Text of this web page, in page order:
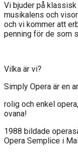
Vi bjuder på
musikalens och
och vi kommer att
penning för de som
Vilka är vi?
Simply Opera är en
rolig och enkel
ovana!
1988 bildade
Opera Semplice i